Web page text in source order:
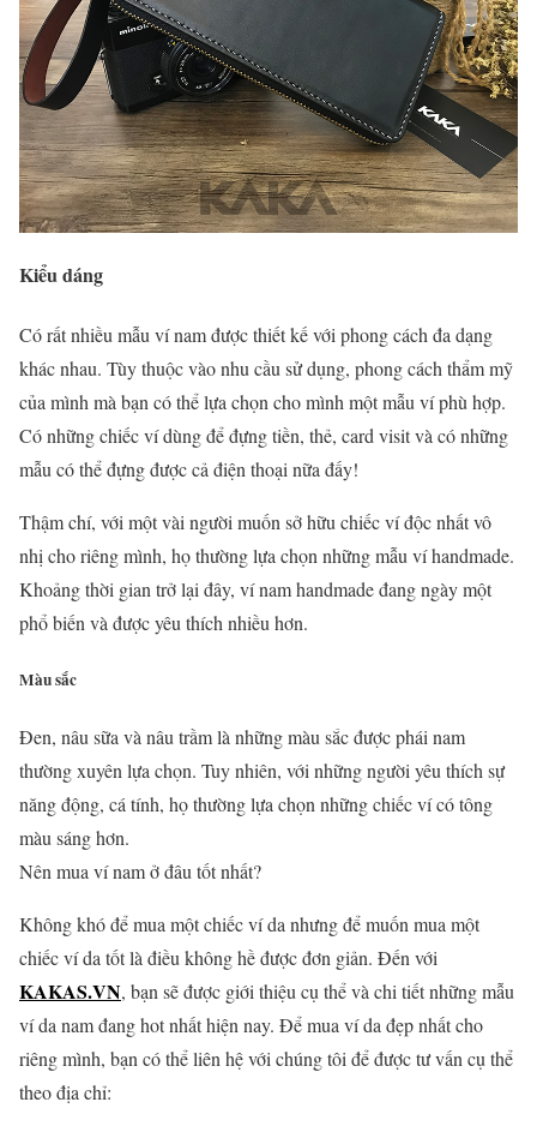
Kiểu dáng
Có rất nhiều mẫu ví nam được thiết kế với phong cách đa dạng
khác nhau. Tùy thuộc vào nhu cầu sử dụng, phong cách thẩm mỹ
của mình mà bạn có thể lựa chọn cho mình một mẫu ví phù hợp.
Có những chiếc ví dùng để đựng tiền, thẻ, card visit và có những
mẫu có thể đựng được cả điện thoại nữa đấy!
Thậm chí, với một vài người muốn sở hữu chiếc ví độc nhất vô
nhị cho riêng mình, họ thường lựa chọn những mẫu ví handmade.
Khoảng thời gian trở lại đây, ví nam handmade đang ngày một
phổ biến và được yêu thích nhiều hơn.
Màu sắc
Đen, nâu sữa và nâu trầm là những màu sắc được phái nam
thường xuyên lựa chọn. Tuy nhiên, với những người yêu thích sự
năng động, cá tính, họ thường lựa chọn những chiếc ví có tông
màu sáng hơn.
Nên mua ví nam ở đâu tốt nhất?
Không khó để mua một chiếc ví da nhưng để muốn mua một
chiếc ví da tốt là điều không hề được đơn giản. Đến với
KAKAS.VN, bạn sẽ được giới thiệu cụ thể và chi tiết những mẫu
ví da nam đang hot nhất hiện nay. Để mua ví da đẹp nhất cho
riêng mình, bạn có thể liên hệ với chúng tôi để được tư vấn cụ thể
theo địa chỉ: